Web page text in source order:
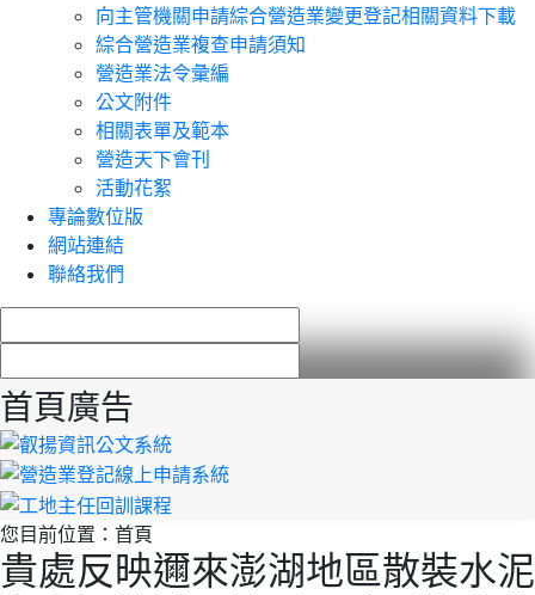
向主管機關申請綜合營造業變更登記相關資料下載
綜合營造業複查申請須知
營造業法令彙編
公文附件
相關表單及範本
營造天下會刊
活動花絮
專論數位版
網站連結
聯絡我們
首頁廣告
您目前位置： 首頁
貴處反映邇來澎湖地區散裝水泥